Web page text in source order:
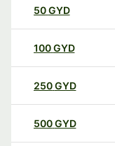
50GYD
100GYD
250GYD
500GYD